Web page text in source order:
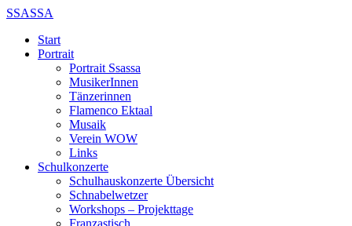
SSASSA
Start
Portrait
Portrait Ssassa
MusikerInnen
Tänzerinnen
Flamenco Ektaal
Musaik
Verein WOW
Links
Schulkonzerte
Schulhauskonzerte Übersicht
Schnabelwetzer
Workshops – Projekttage
Franzastisch